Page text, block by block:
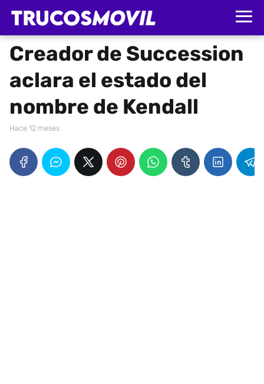
Creador de Succession
aclara el estado del
nombre de Kendall
hace 12 meses